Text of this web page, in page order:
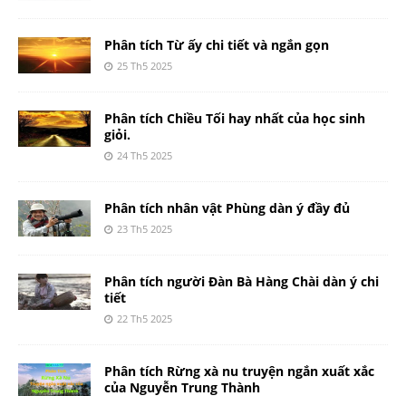
Phân tích Từ ấy chi tiết và ngắn gọn
25 Th5 2025
Phân tích Chiều Tối hay nhất của học sinh
giỏi.
24 Th5 2025
Phân tích nhân vật Phùng dàn ý đầy đủ
23 Th5 2025
Phân tích người Đàn Bà Hàng Chài dàn ý chi
tiết
22 Th5 2025
Phân tích Rừng xà nu truyện ngắn xuất xắc
của Nguyễn Trung Thành